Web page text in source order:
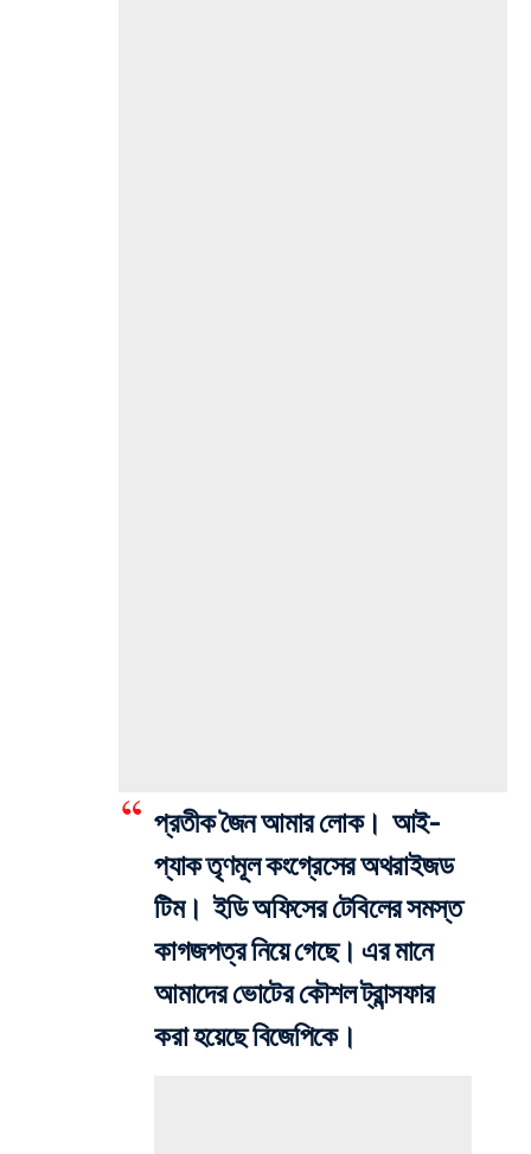
প্রতীক জৈন আমার লোক। আই-
প্যাক তৃণমূল কংগ্রেসের অথরাইজড
টিম। ইডি অফিসের টেবিলের সমস্ত
কাগজপত্র নিয়ে গেছে। এর মানে
আমাদের ভোটের কৌশল ট্রান্সফার
করা হয়েছে বিজেপিকে।